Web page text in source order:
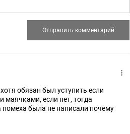
обязан был уступить если
если нет, тогда
помеха была не написали почему